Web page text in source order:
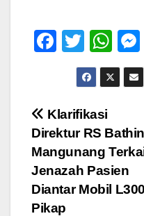
F
e
b
o
o
k
T
wi
tt
er
W
h
at
A
p
p
n
Navigasi
pos
Klarifikasi
Direktur RS Bathin
Mangunang
Jenazah Pasien
Diantar Mobil L300
Pikap